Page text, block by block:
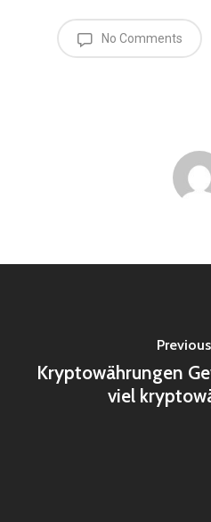
No Comments
Kryptowährungen
viel